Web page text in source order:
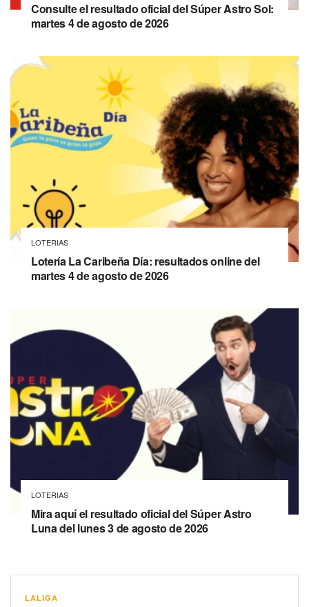
Consulte el resultado oficial del Súper Astro Sol:
martes 4 de agosto de 2026
LOTERIAS
Lotería La Caribeña Día: resultados online del
martes 4 de agosto de 2026
LOTERIAS
Mira aquí el resultado oficial del Súper Astro
Luna del lunes 3 de agosto de 2026
LALIGA